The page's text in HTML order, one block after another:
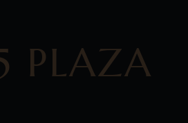
PLAZA